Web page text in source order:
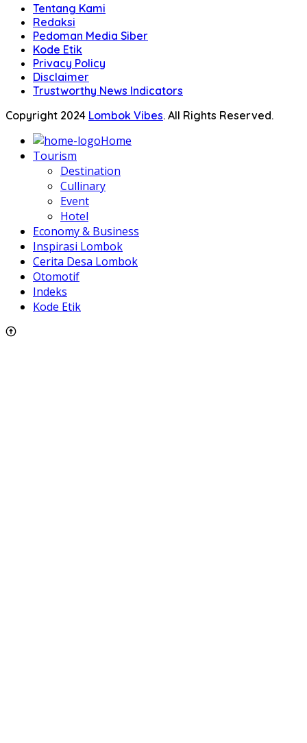
Tentang Kami
Redaksi
Pedoman Media Siber
Kode Etik
Privacy Policy
Disclaimer
Trustworthy News Indicators
Copyright 2024 Lombok Vibes. All Rights Reserved.
Home
Tourism
Destination
Cullinary
Event
Hotel
Economy & Business
Inspirasi Lombok
Cerita Desa Lombok
Otomotif
Indeks
Kode Etik